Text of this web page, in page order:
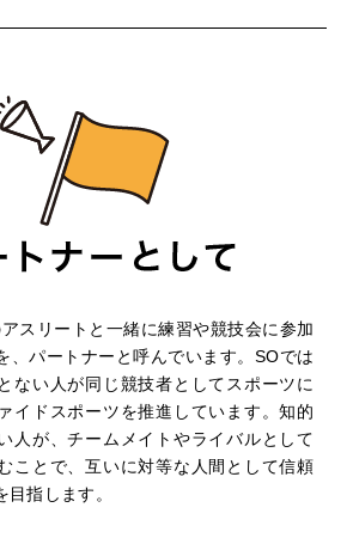
スリートと一緒に練習や競技会に参加
、パートナーと呼んでいます。SOでは
ない人が同じ競技者としてスポーツに
イドスポーツを推進しています。知的
人が、チームメイトやライバルとして
ことで、互いに対等な人間として信頼
目指します。